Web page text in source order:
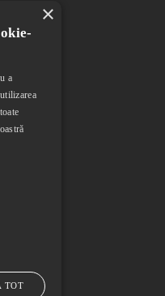
×
a
TOT